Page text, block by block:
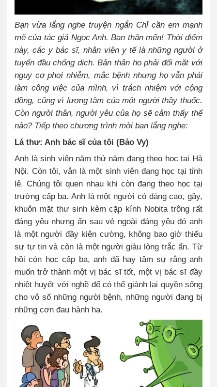
Bạn vừa lắng nghe truyện ngắn Chỉ cần em mạnh
mẽ của tác giả Ngọc Anh. Bạn thân mến! Thời điểm
này, các y bác sĩ, nhân viên y tế là những người ở
tuyến đầu chống dịch. Bản thân họ phải đối mặt với
nguy cơ phơi nhiễm, mắc bệnh nhưng họ vẫn phải
làm công việc của mình, vì trách nhiệm với cộng
đồng, cũng vì lương tâm của một người thầy thuốc.
Còn người thân, người yêu của họ sẽ cảm thấy thế
nào? Tiếp theo chương trình mời bạn lắng nghe:
Lá thư: Anh bác sĩ của tôi (Bảo Vy)
Anh là sinh viên năm thứ năm đang theo học tại Hà
Nội. Còn tôi, vẫn là một sinh viên đang học tại tỉnh
lẻ. Chúng tôi quen nhau khi còn đang theo học tại
trường cấp ba. Anh là một người có dáng cao, gầy,
khuôn mặt thư sinh kèm cặp kính Nobita trông rất
đáng yêu nhưng ẩn sau vẻ ngoài đáng yêu đó anh
là một người đầy kiên cường, không bao giờ thiếu
sự tự tin và còn là một người giàu lòng trắc ẩn. Từ
hồi còn học cấp ba, anh đã hay tâm sự rằng anh
muốn trở thành một vị bác sĩ tốt, một vị bác sĩ đầy
nhiệt huyết với nghề để có thể giành lại quyền sống
cho vô số những người bệnh, những người đang bị
những cơn đau hành hạ.